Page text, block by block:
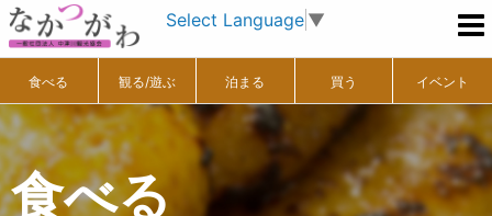
Select Language ▼
食べる 観る/遊ぶ 泊まる 買う イベント
食べる